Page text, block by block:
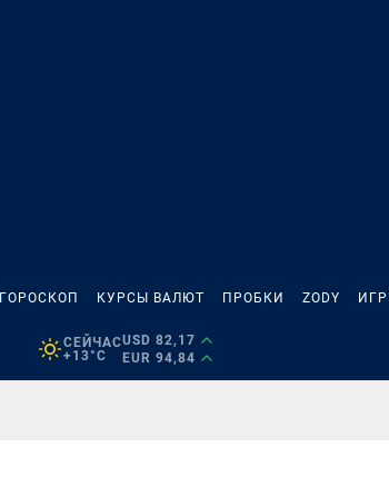
ГОРОСКОП КУРСЫ ВАЛЮТ ПРОБКИ ZODY
СЕЙЧАС
+13°C
USD 82,17
EUR 94,84